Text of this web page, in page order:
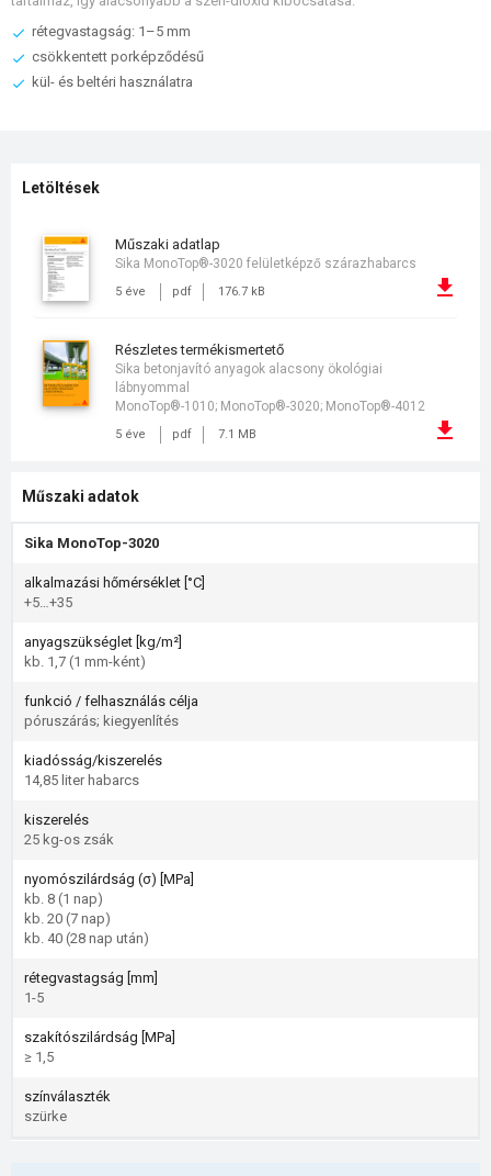
rétegvastagság: 1–5 mm
csökkentett porképződésű
kül- és beltéri használatra
Letöltések
műszaki adatlap
5 éve pdf 176.7 kB
Sika MonoTop®-3020 felületképző szárazhabarcs
részletes termékismertető
5 éve pdf 7.1 MB
Sika betonjavító anyagok alacsony ökológiai
lábnyommal
MonoTop®-1010; MonoTop®-3020; MonoTop®-4012
Műszaki adatok
Sika MonoTop-3020
alkalmazási hőmérséklet [°C]
+5…+35
anyagszükséglet [kg/m²]
kb. 1,7 (1 mm-ként)
funkció / felhasználás célja
póruszárás; kiegyenlítés
kiadósság/kiszerelés
14,85 liter habarcs
kiszerelés
25 kg-os zsák
nyomószilárdság (σ) [MPa]
kb. 8 (1 nap)
kb. 20 (7 nap)
kb. 40 (28 nap után)
rétegvastagság [mm]
1-5
szakítószilárdság [MPa]
≥ 1,5
színválaszték
szürke